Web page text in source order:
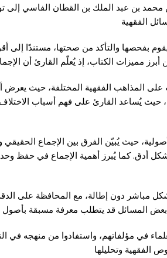
بن عبد الملك بن القطان الفاسي إلى
الفقهية
بفحصها والتأكد من صحتها، مستندًا إلى
أبرز مميزات الكتاب، إذ يُعلّم القارئ أن
الفقهية المختلفة، حيث يعرض
حيث يُساعد القارئ على فهم أسباب
حيث يُبيّن الفرق بين الإجماع
أدق. كما يُبرز أهمية الإجماع في حفظ
دون إطالة، مع المحافظة على الدقة
المسائل قد يتطلب معرفة مسبقة بأصول
في مؤلفاتهم، واستفادوا من منهجه في
الفقهية وتحليلها